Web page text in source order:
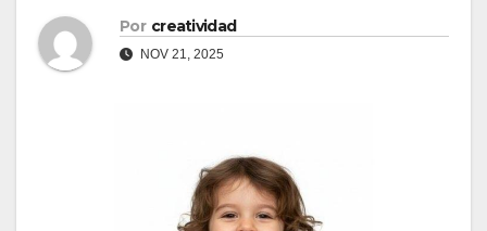
Por creatividad
NOV 21, 2025